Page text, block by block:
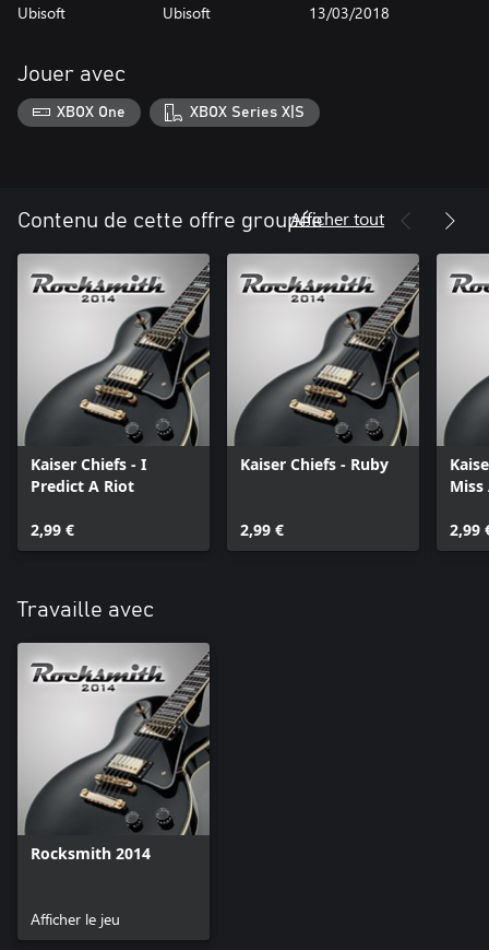
Ubisoft Ubisoft 13/03/2018
Jouer avec
XBOX One XBOX Series X|S
Contenu de cette offre groupéeAfficher tout
Kaiser Chiefs - I
Predict A Riot
2,99 €
Kaiser Chiefs - Ruby
2,99 €
Miss
2,99
Travaille avec
Rocksmith 2014
Afficher le jeu